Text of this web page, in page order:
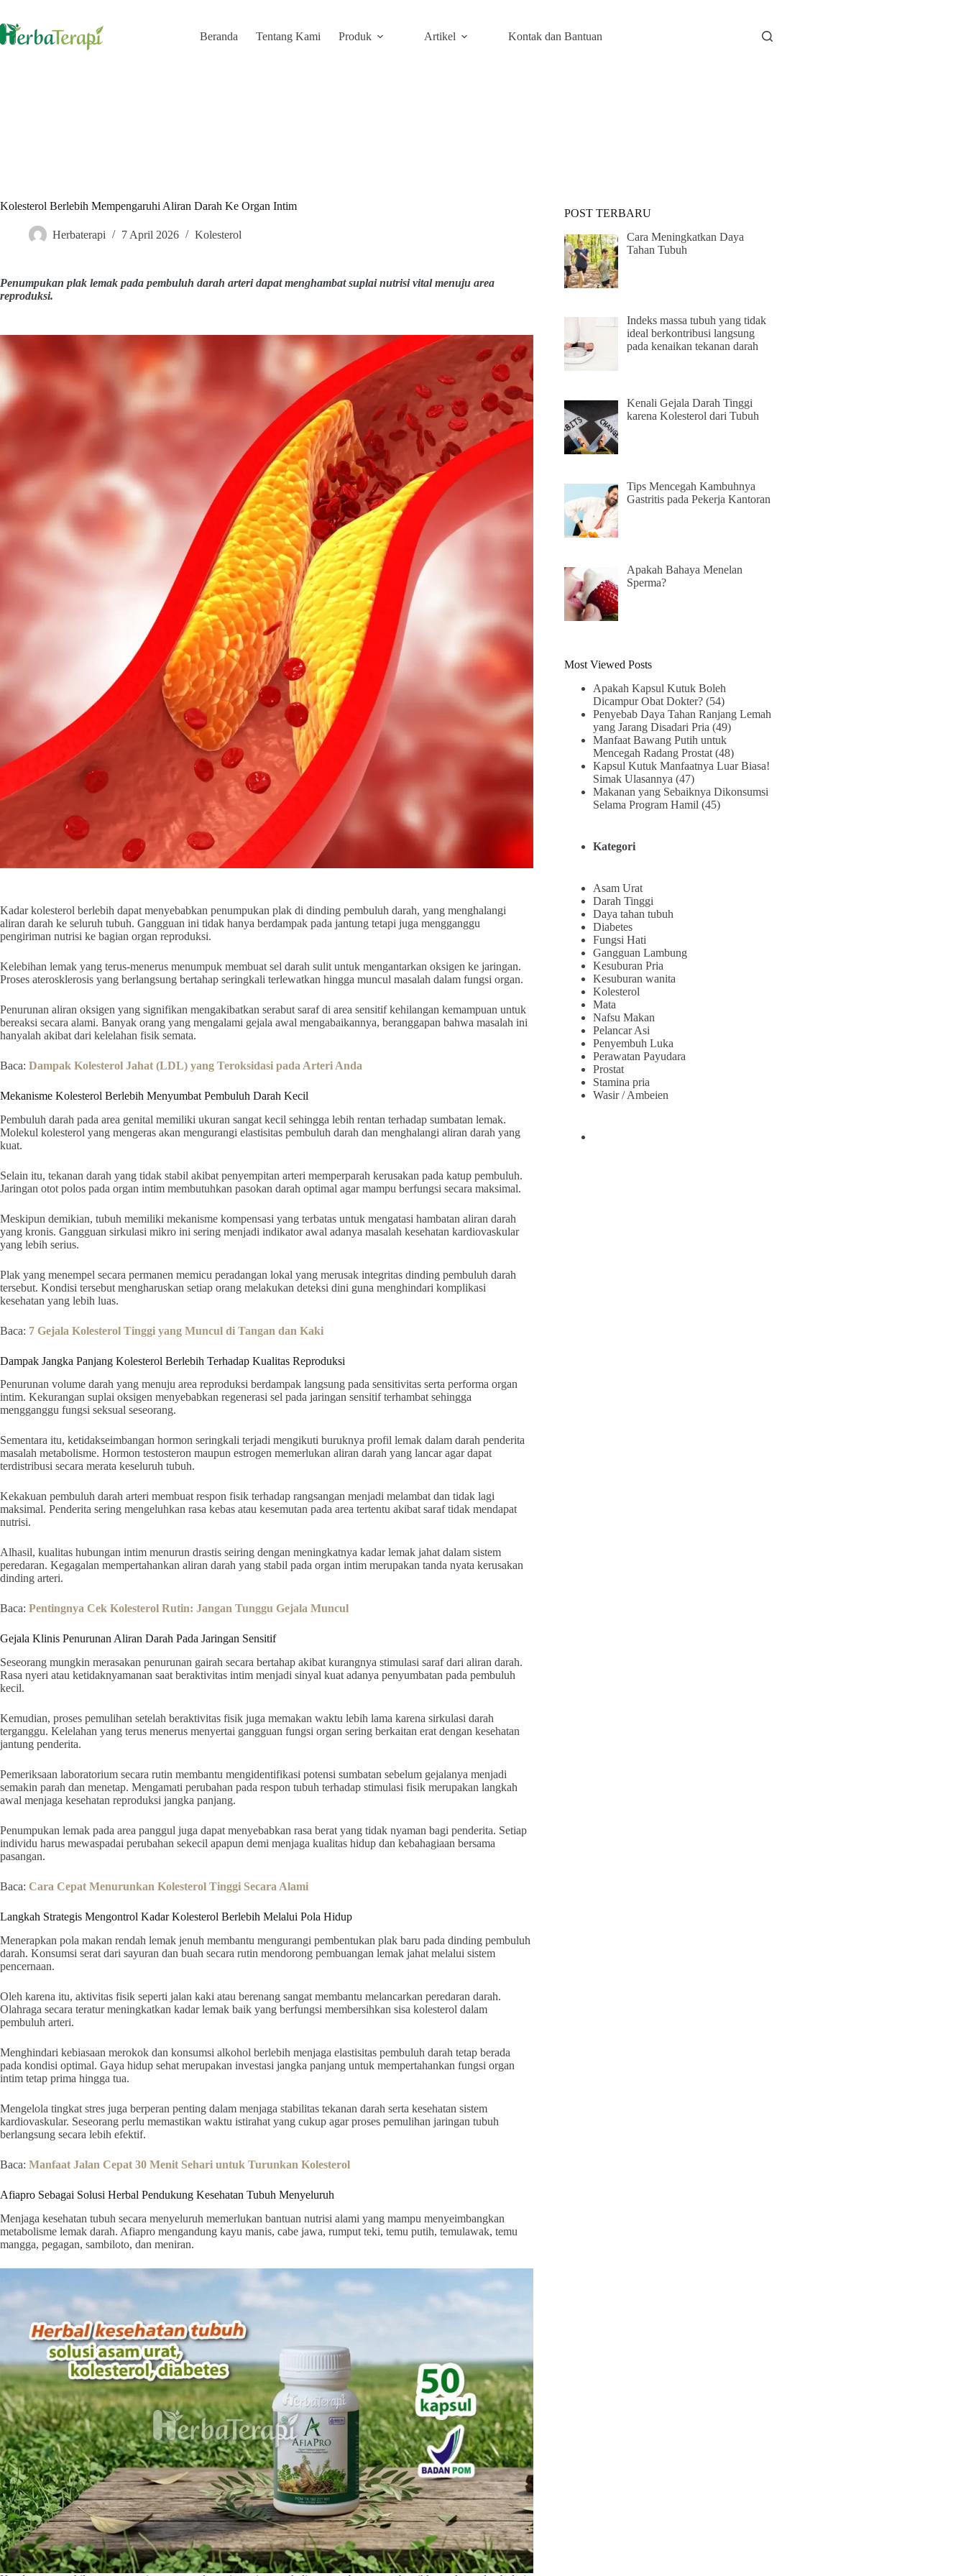
content
Beranda Tentang Kami Produk Artikel Kontak dan Bantuan
Kolesterol Berlebih Mempengaruhi Aliran Darah Ke Organ Intim
Herbaterapi 7 April 2026 Kolesterol
Penumpukan plak lemak pada pembuluh darah arteri dapat menghambat suplai nutrisi vital menuju area
reproduksi.
Kadar kolesterol berlebih dapat menyebabkan penumpukan plak di dinding pembuluh darah, yang menghalangi
aliran darah ke seluruh tubuh. Gangguan ini tidak hanya berdampak pada jantung tetapi juga mengganggu
pengiriman nutrisi ke bagian organ reproduksi.
Kelebihan lemak yang terus-menerus menumpuk membuat sel darah sulit untuk mengantarkan oksigen ke jaringan.
Proses aterosklerosis yang berlangsung bertahap seringkali terlewatkan hingga muncul masalah dalam fungsi organ.
Penurunan aliran oksigen yang signifikan mengakibatkan serabut saraf di area sensitif kehilangan kemampuan untuk
bereaksi secara alami. Banyak orang yang mengalami gejala awal mengabaikannya, beranggapan bahwa masalah ini
hanyalah akibat dari kelelahan fisik semata.
Baca: Dampak Kolesterol Jahat (LDL) yang Teroksidasi pada Arteri Anda
Mekanisme Kolesterol Berlebih Menyumbat Pembuluh Darah Kecil
Pembuluh darah pada area genital memiliki ukuran sangat kecil sehingga lebih rentan terhadap sumbatan lemak.
Molekul kolesterol yang mengeras akan mengurangi elastisitas pembuluh darah dan menghalangi aliran darah yang
kuat.
Selain itu, tekanan darah yang tidak stabil akibat penyempitan arteri memperparah kerusakan pada katup pembuluh.
Jaringan otot polos pada organ intim membutuhkan pasokan darah optimal agar mampu berfungsi secara maksimal.
Meskipun demikian, tubuh memiliki mekanisme kompensasi yang terbatas untuk mengatasi hambatan aliran darah
yang kronis. Gangguan sirkulasi mikro ini sering menjadi indikator awal adanya masalah kesehatan kardiovaskular
yang lebih serius.
Plak yang menempel secara permanen memicu peradangan lokal yang merusak integritas dinding pembuluh darah
tersebut. Kondisi tersebut mengharuskan setiap orang melakukan deteksi dini guna menghindari komplikasi
kesehatan yang lebih luas.
Baca: 7 Gejala Kolesterol Tinggi yang Muncul di Tangan dan Kaki
Dampak Jangka Panjang Kolesterol Berlebih Terhadap Kualitas Reproduksi
Penurunan volume darah yang menuju area reproduksi berdampak langsung pada sensitivitas serta performa organ
intim. Kekurangan suplai oksigen menyebabkan regenerasi sel pada jaringan sensitif terhambat sehingga
mengganggu fungsi seksual seseorang.
Sementara itu, ketidakseimbangan hormon seringkali terjadi mengikuti buruknya profil lemak dalam darah penderita
masalah metabolisme. Hormon testosteron maupun estrogen memerlukan aliran darah yang lancar agar dapat
terdistribusi secara merata keseluruh tubuh.
Kekakuan pembuluh darah arteri membuat respon fisik terhadap rangsangan menjadi melambat dan tidak lagi
maksimal. Penderita sering mengeluhkan rasa kebas atau kesemutan pada area tertentu akibat saraf tidak mendapat
nutrisi.
Alhasil, kualitas hubungan intim menurun drastis seiring dengan meningkatnya kadar lemak jahat dalam sistem
peredaran. Kegagalan mempertahankan aliran darah yang stabil pada organ intim merupakan tanda nyata kerusakan
dinding arteri.
Baca: Pentingnya Cek Kolesterol Rutin: Jangan Tunggu Gejala Muncul
Gejala Klinis Penurunan Aliran Darah Pada Jaringan Sensitif
Seseorang mungkin merasakan penurunan gairah secara bertahap akibat kurangnya stimulasi saraf dari aliran darah.
Rasa nyeri atau ketidaknyamanan saat beraktivitas intim menjadi sinyal kuat adanya penyumbatan pada pembuluh
kecil.
Kemudian, proses pemulihan setelah beraktivitas fisik juga memakan waktu lebih lama karena sirkulasi darah
terganggu. Kelelahan yang terus menerus menyertai gangguan fungsi organ sering berkaitan erat dengan kesehatan
jantung penderita.
Pemeriksaan laboratorium secara rutin membantu mengidentifikasi potensi sumbatan sebelum gejalanya menjadi
semakin parah dan menetap. Mengamati perubahan pada respon tubuh terhadap stimulasi fisik merupakan langkah
awal menjaga kesehatan reproduksi jangka panjang.
Penumpukan lemak pada area panggul juga dapat menyebabkan rasa berat yang tidak nyaman bagi penderita. Setiap
individu harus mewaspadai perubahan sekecil apapun demi menjaga kualitas hidup dan kebahagiaan bersama
pasangan.
Baca: Cara Cepat Menurunkan Kolesterol Tinggi Secara Alami
Langkah Strategis Mengontrol Kadar Kolesterol Berlebih Melalui Pola Hidup
Menerapkan pola makan rendah lemak jenuh membantu mengurangi pembentukan plak baru pada dinding pembuluh
darah. Konsumsi serat dari sayuran dan buah secara rutin mendorong pembuangan lemak jahat melalui sistem
pencernaan.
Oleh karena itu, aktivitas fisik seperti jalan kaki atau berenang sangat membantu melancarkan peredaran darah.
Olahraga secara teratur meningkatkan kadar lemak baik yang berfungsi membersihkan sisa kolesterol dalam
pembuluh arteri.
Menghindari kebiasaan merokok dan konsumsi alkohol berlebih menjaga elastisitas pembuluh darah tetap berada
pada kondisi optimal. Gaya hidup sehat merupakan investasi jangka panjang untuk mempertahankan fungsi organ
intim tetap prima hingga tua.
Mengelola tingkat stres juga berperan penting dalam menjaga stabilitas tekanan darah serta kesehatan sistem
kardiovaskular. Seseorang perlu memastikan waktu istirahat yang cukup agar proses pemulihan jaringan tubuh
berlangsung secara lebih efektif.
Baca: Manfaat Jalan Cepat 30 Menit Sehari untuk Turunkan Kolesterol
Afiapro Sebagai Solusi Herbal Pendukung Kesehatan Tubuh Menyeluruh
Menjaga kesehatan tubuh secara menyeluruh memerlukan bantuan nutrisi alami yang mampu menyeimbangkan
metabolisme lemak darah. Afiapro mengandung kayu manis, cabe jawa, rumput teki, temu putih, temulawak, temu
mangga, pegagan, sambiloto, dan meniran.
POST TERBARU
Cara Meningkatkan Daya
Tahan Tubuh
Indeks massa tubuh yang tidak
ideal berkontribusi langsung
pada kenaikan tekanan darah
Kenali Gejala Darah Tinggi
karena Kolesterol dari Tubuh
Tips Mencegah Kambuhnya
Gastritis pada Pekerja Kantoran
Apakah Bahaya Menelan
Sperma?
Most Viewed Posts
Apakah Kapsul Kutuk Boleh
Dicampur Obat Dokter? (54)
Penyebab Daya Tahan Ranjang Lemah
yang Jarang Disadari Pria (49)
Manfaat Bawang Putih untuk
Mencegah Radang Prostat (48)
Kapsul Kutuk Manfaatnya Luar Biasa!
Simak Ulasannya (47)
Makanan yang Sebaiknya Dikonsumsi
Selama Program Hamil (45)
Kategori
Asam Urat
Darah Tinggi
Daya tahan tubuh
Diabetes
Fungsi Hati
Gangguan Lambung
Kesuburan Pria
Kesuburan wanita
Kolesterol
Mata
Nafsu Makan
Pelancar Asi
Penyembuh Luka
Perawatan Payudara
Prostat
Stamina pria
Wasir / Ambeien